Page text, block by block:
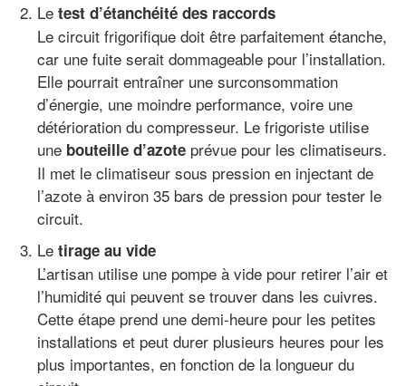
Le test d’étanchéité des raccords
Le circuit frigorifique doit être parfaitement étanche,
car une fuite serait dommageable pour l’installation.
Elle pourrait entraîner une surconsommation
d’énergie, une moindre performance, voire une
détérioration du compresseur. Le frigoriste utilise
une bouteille d’azote prévue pour les climatiseurs.
Il met le climatiseur sous pression en injectant de
l’azote à environ 35 bars de pression pour tester le
circuit.
Le tirage au vide
L’artisan utilise une pompe à vide pour retirer l’air et
l’humidité qui peuvent se trouver dans les cuivres.
Cette étape prend une demi-heure pour les petites
installations et peut durer plusieurs heures pour les
plus importantes, en fonction de la longueur du